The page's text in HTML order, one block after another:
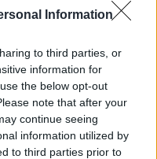
Information
to third parties, or
information for
the below opt-out
note that after your
continue seeing
information utilized by
to third parties prior to
Yak on